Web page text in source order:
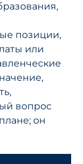
позиции,
или
вопрос
он